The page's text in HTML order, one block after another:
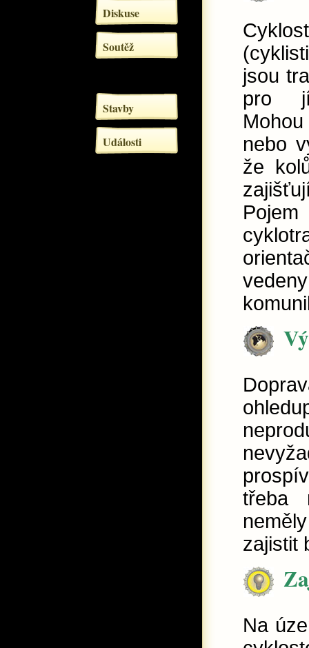
Diskuse
Soutěž
Stavby
Události
jsou
pro
nebo
že
třeba
zajistit
Na